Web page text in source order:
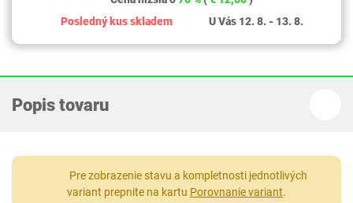
Posledný kus skladem
U Vás 12. 8. - 13. 8.
Popis tovaru
Pre zobrazenie stavu a kompletnosti jednotlivých
variant prepnite na kartu Porovnanie variant.